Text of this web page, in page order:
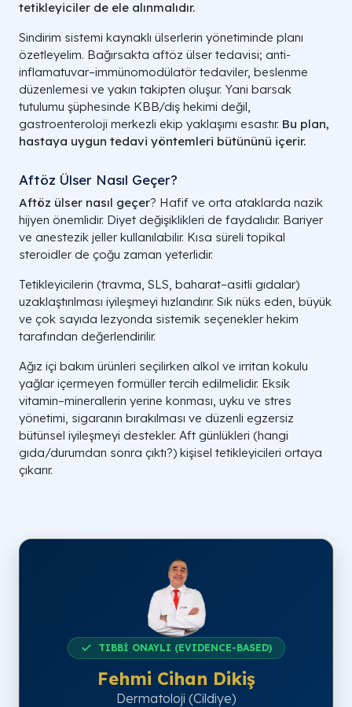
tetikleyiciler de ele alınmalıdır.
Sindirim sistemi kaynaklı ülserlerin yönetiminde planı
özetleyelim. Bağırsakta aftöz ülser tedavisi; anti-
inflamatuvar–immünomodülatör tedaviler, beslenme
düzenlemesi ve yakın takipten oluşur. Yani barsak
tutulumu şüphesinde KBB/diş hekimi değil,
gastroenteroloji merkezli ekip yaklaşımı esastır. Bu plan,
hastaya uygun tedavi yöntemleri bütününü içerir.
Aftöz Ülser Nasıl Geçer?
Aftöz ülser nasıl geçer? Hafif ve orta ataklarda nazik
hijyen önemlidir. Diyet değişiklikleri de faydalıdır. Bariyer
ve anestezik jeller kullanılabilir. Kısa süreli topikal
steroidler de çoğu zaman yeterlidir.
Tetikleyicilerin (travma, SLS, baharat–asitli gıdalar)
uzaklaştırılması iyileşmeyi hızlandırır. Sık nüks eden, büyük
ve çok sayıda lezyonda sistemik seçenekler hekim
tarafından değerlendirilir.
Ağız içi bakım ürünleri seçilirken alkol ve irritan kokulu
yağlar içermeyen formüller tercih edilmelidir. Eksik
vitamin–minerallerin yerine konması, uyku ve stres
yönetimi, sigaranın bırakılması ve düzenli egzersiz
bütünsel iyileşmeyi destekler. Aft günlükleri (hangi
gıda/durumdan sonra çıktı?) kişisel tetikleyicileri ortaya
çıkarır.
TIBBİ ONAYLI (EVIDENCE-BASED)
Fehmi Cihan Dikiş
Dermatoloji (Cildiye)